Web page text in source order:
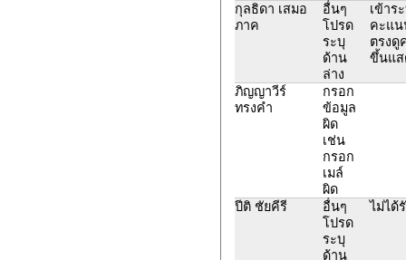
กุลธิดา เสมอ
ภาค
อื่นๆ
โปรด
ระบุ
ด้าน
ล่าง
เข้าร
คะแน
ตรงดู
ขึ้นแส
ภิญญาวีร์
ทรงคำ
กรอก
ข้อมูล
ผิด
เช่น
กรอก
เมล์
ผิด
ปีติ ชัยคีรี
อื่นๆ
โปรด
ระบุ
ด้าน
ไม่ได้